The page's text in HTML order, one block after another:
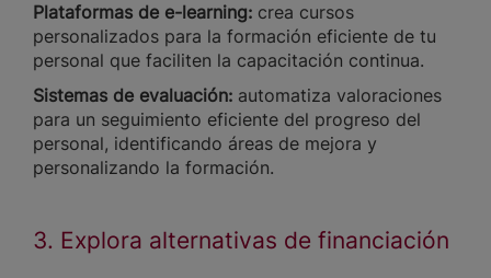
Plataformas de e-learning: crea cursos
personalizados para la formación eficiente de tu
personal que faciliten la capacitación continua.
Sistemas de evaluación: automatiza valoraciones
para un seguimiento eficiente del progreso del
personal, identificando áreas de mejora y
personalizando la formación.
3. Explora alternativas de financiación